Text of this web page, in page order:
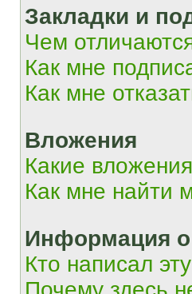
Закладки и
Чем
Как мне
Как мне
Вложения
Какие
Как мне найти
Информация о
Кто написал